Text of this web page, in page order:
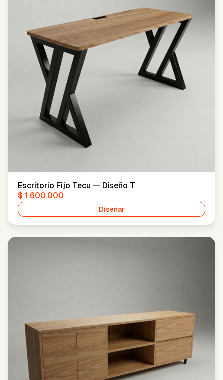
Escritorio Fijo Tecu — Diseño T
$ 1.600.000
Diseñar